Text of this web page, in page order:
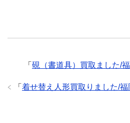
「 硯（書道具）買取ました/
「 着せ替え人形買取りました/